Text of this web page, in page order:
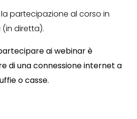
partecipazione al corso in
diretta).
ai webinar è
di una connessione internet a
o casse.